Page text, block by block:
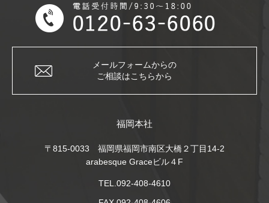
メールフォームからの
ご相談はこちらから
福岡本社
〒815-0033 福岡県福岡市南区大橋２丁目14-2
arabesque Graceビル４F
TEL.092-408-4610